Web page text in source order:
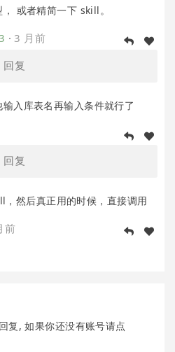
或者精简一下 skill。
· 3 月前
回复
入库表名再输入条件就行了
回复
然后真正用的时候，直接调用
前
复, 如果你还没有账号请点